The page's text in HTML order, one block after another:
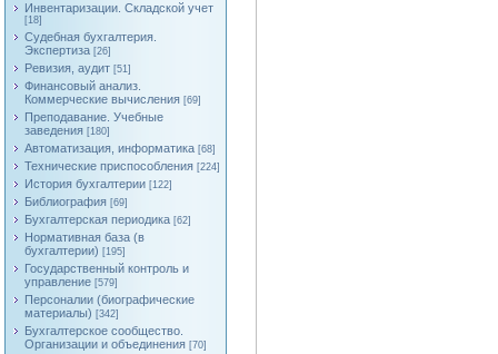
Инвентаризации. Складской учет
[18]
Судебная бухгалтерия.
Экспертиза [26]
Ревизия, аудит [51]
Финансовый анализ.
Коммерческие вычисления [69]
Преподавание. Учебные
заведения [180]
Автоматизация, информатика [68]
Технические приспособления [224]
История бухгалтерии [122]
Библиография [69]
Бухгалтерская периодика [62]
Нормативная база (в
бухгалтерии) [195]
Государственный контроль и
управление [579]
Персоналии (биографические
материалы) [342]
Бухгалтерское сообщество.
Организации и объединения [70]